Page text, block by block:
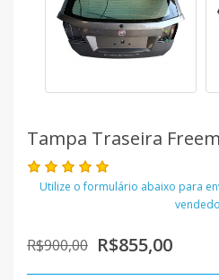
Tampa Traseira
Utilize o formulário abaixo para
R$900,00 R$855,00